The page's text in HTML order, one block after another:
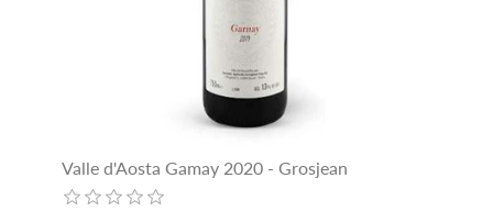
Valle d'Aosta Gamay 2020 - Grosjean